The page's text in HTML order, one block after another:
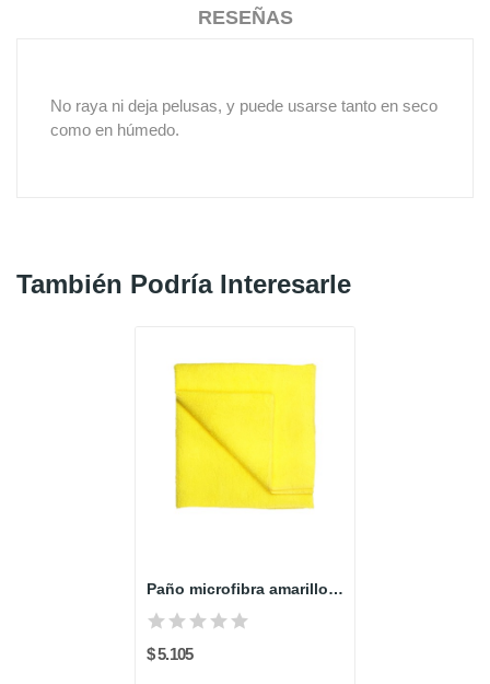
RESEÑAS
No raya ni deja pelusas, y puede usarse tanto en seco
como en húmedo.
También Podría Interesarle
Paño microfibra amarillo x und
$ 5.105